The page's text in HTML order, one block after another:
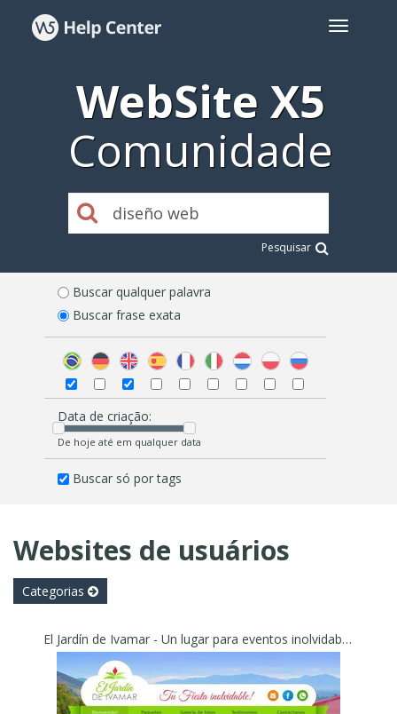
WebSite X5
Comunidade
Pesquisar
Buscar qualquer palavra
Buscar frase exata
Data de criação:
De hoje até em qualquer data
Buscar só por tags
Websites de usuários
Categorias
El Jardín de Ivamar - Un lugar para eventos inolvidables!